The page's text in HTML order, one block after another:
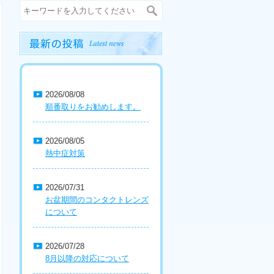
2026/08/08
順番取りをお勧めします。
2026/08/05
熱中症対策
2026/07/31
お盆期間のコンタクトレンズ
について
2026/07/28
8月以降の対応について